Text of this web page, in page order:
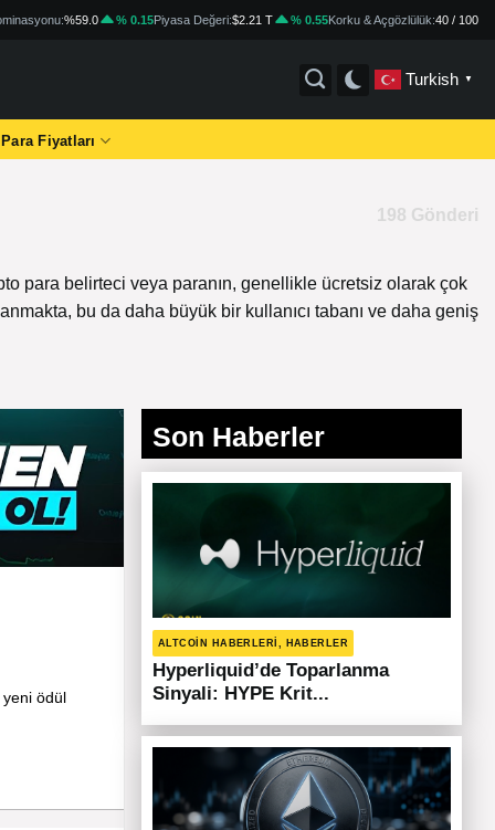
%59.0 % 0.15Piyasa Değeri:$2.21 T % 0.55Korku & Açgözlülük:40 / 100
Turkish ▼
Fiyatları
198 Gönderi
para belirteci veya paranın, genellikle ücretsiz olarak çok
bu da daha büyük bir kullanıcı tabanı ve daha geniş
ödül
Son Haberler
ALTCOIN HABERLERI, HABERLER
Hyperliquid’de Toparlanma
Sinyali: HYPE Krit...